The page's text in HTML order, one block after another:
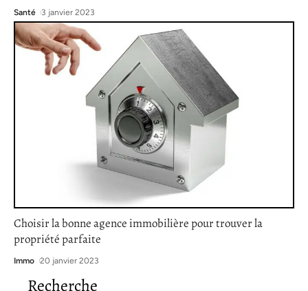
Santé 3 janvier 2023
Choisir la bonne agence immobilière pour trouver la
propriété parfaite
Immo 20 janvier 2023
Recherche